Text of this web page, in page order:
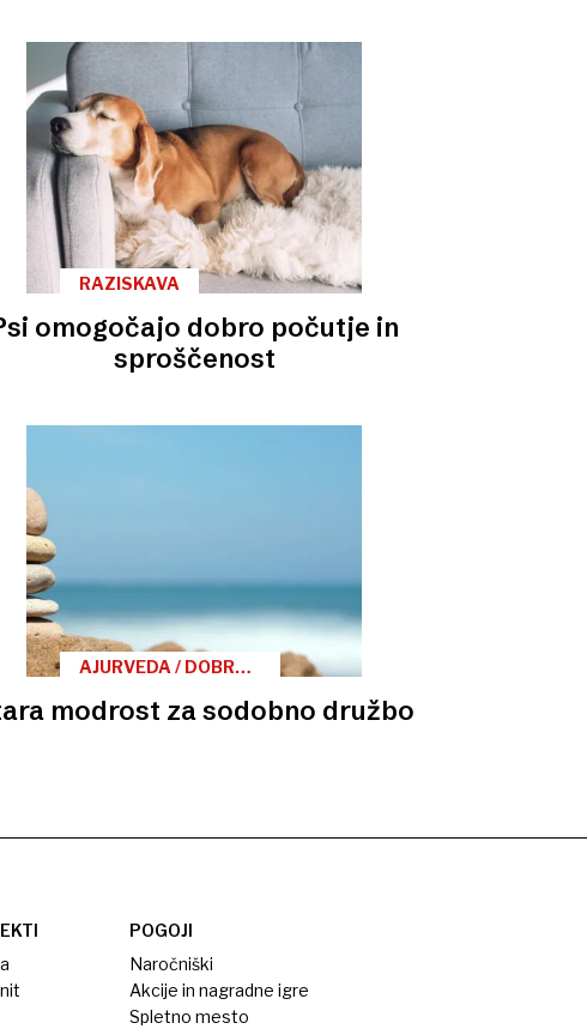
RAZISKAVA
omogočajo dobro počutje in
sproščenost
AJURVEDA / DOBRO
DELOVNEM MESTU
modrost za sodobno družbo
POGOJI
Naročniški
Akcije in nagradne igre
Spletno mesto